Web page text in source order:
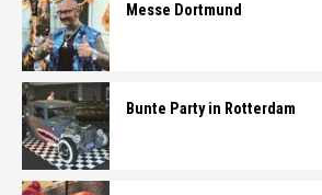
Messe Dortmund
Bunte Party in Rotterdam